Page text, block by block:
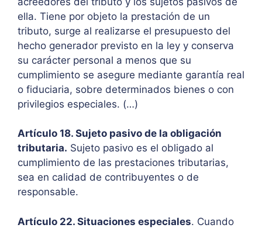
ella. Tiene por objeto la prestación de un
tributo, surge al realizarse el presupuesto del
hecho generador previsto en la ley y conserva
su carácter personal a menos que su
cumplimiento se asegure mediante garantía real
o fiduciaria, sobre determinados bienes o con
privilegios especiales. (…)
Artículo 18. Sujeto pasivo de la obligación
tributaria. Sujeto pasivo es el obligado al
cumplimiento de las prestaciones tributarias,
sea en calidad de contribuyentes o de
responsable.
Artículo 22. Situaciones especiales. Cuando